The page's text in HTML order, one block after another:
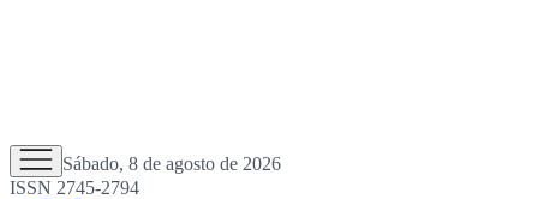
Sábado, 8 de agosto de 2026
ISSN 2745-2794